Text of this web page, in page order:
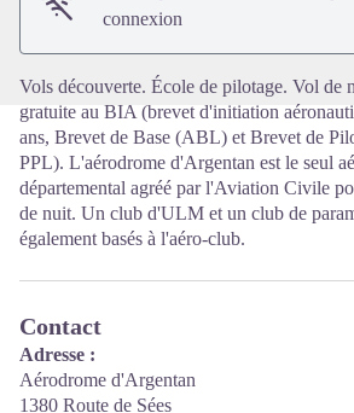
connexion
Vols découverte. École de pilotage. Vol de
gratuite au BIA (brevet d'initiation
ans, Brevet de Base (ABL) et Brevet de
PPL). L'aérodrome d'Argentan est le seul
départemental agréé par l'Aviation Civile
de nuit. Un club d'ULM et un club de
également basés à l'aéro-club.
Contact
Adresse :
Aérodrome d'Argentan
1380 Route de Sées